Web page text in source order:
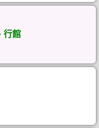
行館